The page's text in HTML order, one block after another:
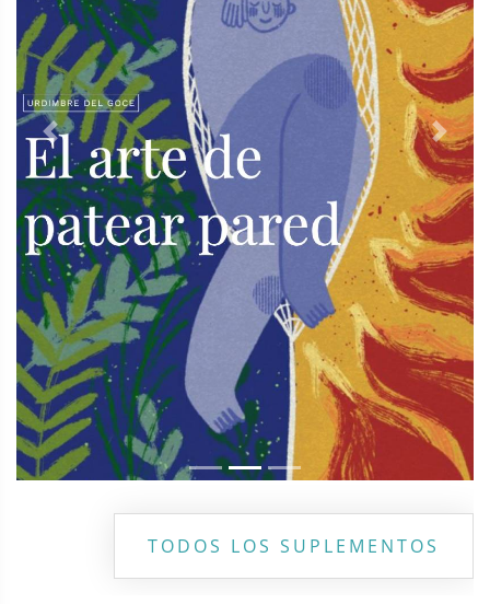
Previous Next
TODOS LOS SUPLEMENTOS